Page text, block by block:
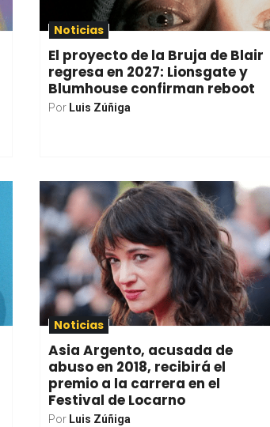
Noticias
El proyecto de la Bruja de Blair
regresa en 2027: Lionsgate y
Blumhouse confirman reboot
Por Luis Zúñiga
Noticias
Asia Argento, acusada de
abuso en 2018, recibirá el
premio a la carrera en el
Festival de Locarno
Por Luis Zúñiga